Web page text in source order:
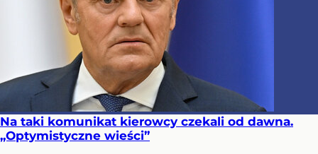
Na taki komunikat kierowcy czekali od dawna.
„Optymistyczne wieści”